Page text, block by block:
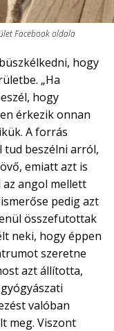
Facebook oldala
hogy
„Ha
hogy
érkezik onnan
A forrás
tud beszélni arról,
emiatt azt is
angol mellett
pedig azt
összefutottak
neki, hogy éppen
szeretne
azt állította,
valóban
meg. Viszont